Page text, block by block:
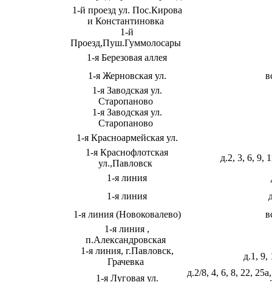
1-й проезд ул. Пос.Кирова
и Константиновка
1-й
Проезд,Пуш.Гуммолосары
1-я Березовая аллея
1-я Жерновская ул.
1-я Заводская ул.
Старопаново
1-я Заводская ул.
Старопаново
1-я Красноармейская ул.
1-я Краснофлотская
ул.,Павловск
д.2, 3, 6, 9,
1-я линия
1-я линия
1-я линия (Новоковалево)
1-я линия ,
п.Александровская
1-я линия, г.Павловск,
Грачевка
д.1, 9,
1-я Луговая ул.
д.2/8, 4, 6, 8, 22,